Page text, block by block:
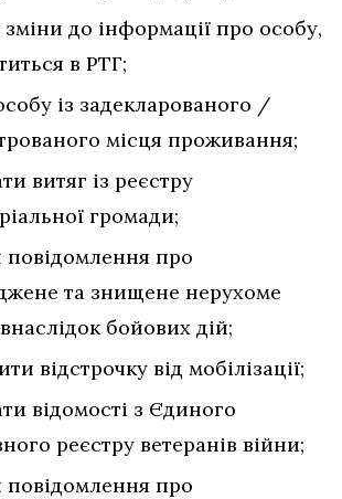
зміни до інформації про особу,
в РТГ;
із задекларованого /
місця проживання;
витяг із реєстру
громади;
повідомлення про
та знищене нерухоме
бойових дій;
відстрочку від мобілізації;
відомості з Єдиного
реєстру ветеранів війни;
повідомлення про